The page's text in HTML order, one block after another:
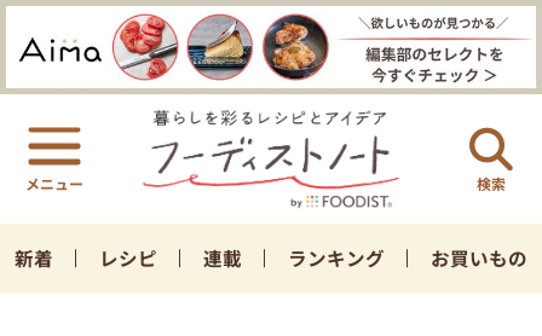
検索
新着 レシピ 連載 ランキング お買いもの